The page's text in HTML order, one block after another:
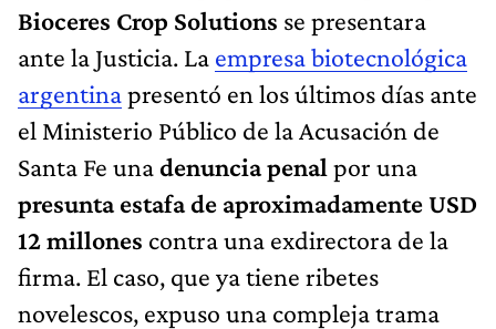
Bioceres Crop Solutions se presentara
ante la Justicia. La empresa biotecnológica
argentinapresentó en los últimos días ante
el Ministerio Público de la Acusación de
Santa Fe unadenuncia penal por una
presunta estafa de aproximadamente USD
12 millones contra una exdirectora de la
firma. El caso, que ya tiene ribetes
novelescos, expuso una compleja trama